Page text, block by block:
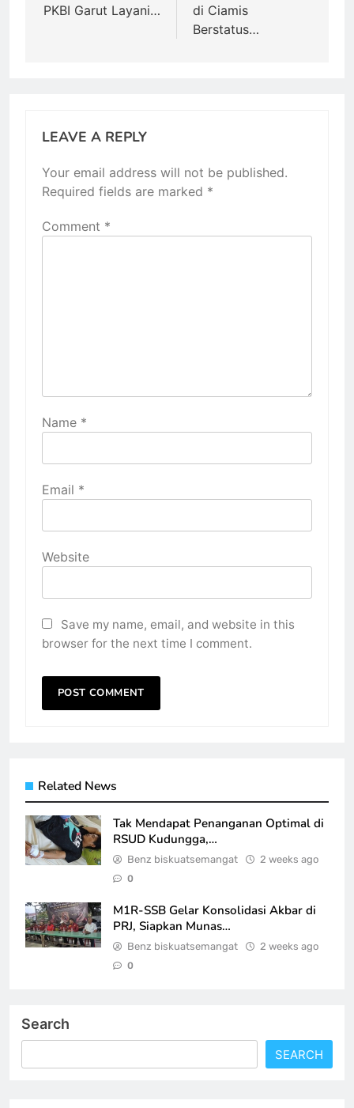
PKBI Garut Layani…
di Ciamis
Berstatus…
LEAVE A REPLY
Your email address will not be published.
Required fields are marked *
Comment *
Name *
Email *
Website
Save my name, email, and website in this
browser for the next time I comment.
Related News
Tak Mendapat Penanganan Optimal di
RSUD Kudungga,…
Benz biskuatsemangat 2 weeks ago
0
M1R-SSB Gelar Konsolidasi Akbar di
PRJ, Siapkan Munas…
Benz biskuatsemangat 2 weeks ago
0
Search
SEARCH